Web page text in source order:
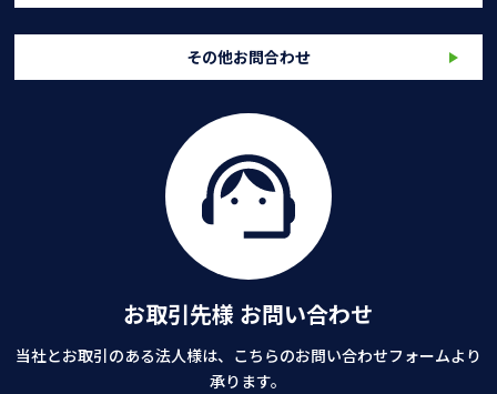
その他お問合わせ
お取引先様 お問い合わせ
当社とお取引のある法人様は、こちらのお問い合わせフォームより
承ります。